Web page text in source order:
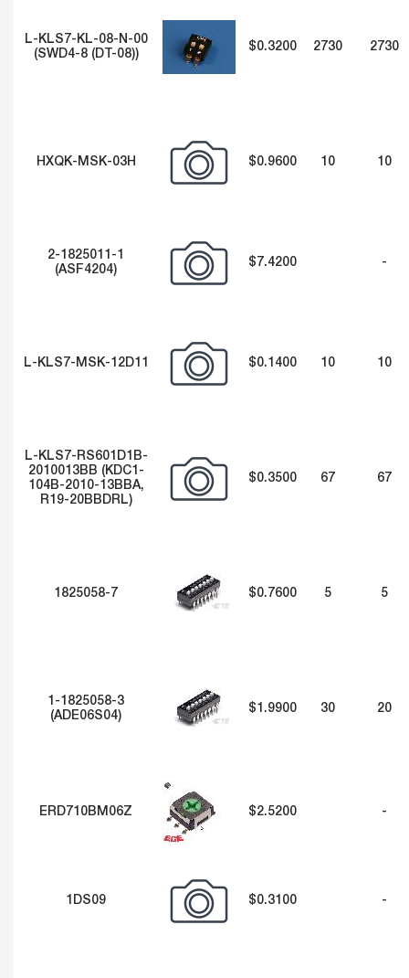
L-KLS7-KL-08-N-00
(SWD4-8 (DT-08))
$0.3200 2730 2730
HXQK-MSK-03H $0.9600 10 10
2-1825011-1
(ASF4204)
$7.4200 -
L-KLS7-MSK-12D11 $0.1400 10 10
L-KLS7-RS601D1B-
2010013BB (KDC1-
104B-2010-13BBA,
R19-20BBDRL)
$0.3500 67 67
1825058-7 $0.7600 5 5
1-1825058-3
(ADE06S04)
$1.9900 30 20
ERD710BM06Z $2.5200 -
1DS09 $0.3100 -